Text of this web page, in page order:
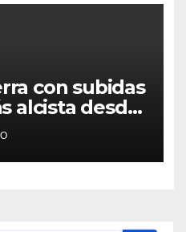
con subidas
alcista desde